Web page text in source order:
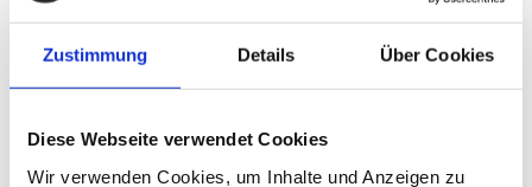
Zustimmung Details Über Cookies
Diese Webseite verwendet Cookies
Wir verwenden Cookies, um Inhalte und Anzeigen zu
Große Schlossführung | Schloss Greinburg
Vermittlungsangebot